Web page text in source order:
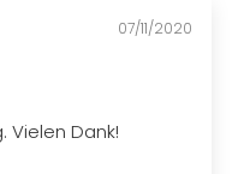
07/11/2020
Vielen Dank!